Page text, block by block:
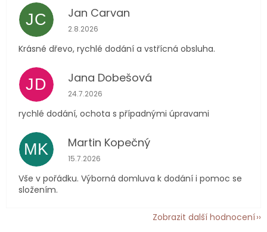
JC Jan Carvan
Hodnocení obchodu je 5 z 5 hvězdiček.
2.8.2026
Krásné dřevo, rychlé dodání a vstřícná obsluha.
JD Jana Dobešová
Hodnocení obchodu je 5 z 5 hvězdiček.
24.7.2026
rychlé dodání, ochota s případnými úpravami
MK Martin Kopečný
Hodnocení obchodu je 5 z 5 hvězdiček.
15.7.2026
Vše v pořádku. Výborná domluva k dodání i pomoc se
složením.
Zobrazit další hodnocení